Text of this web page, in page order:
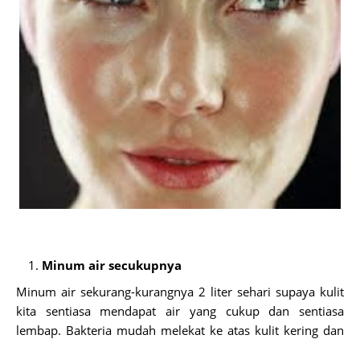
Minum air secukupnya
Minum air sekurang-kurangnya 2 liter sehari supaya kulit
kita sentiasa mendapat air yang cukup dan sentiasa
lembap. Bakteria mudah melekat ke atas kulit kering dan